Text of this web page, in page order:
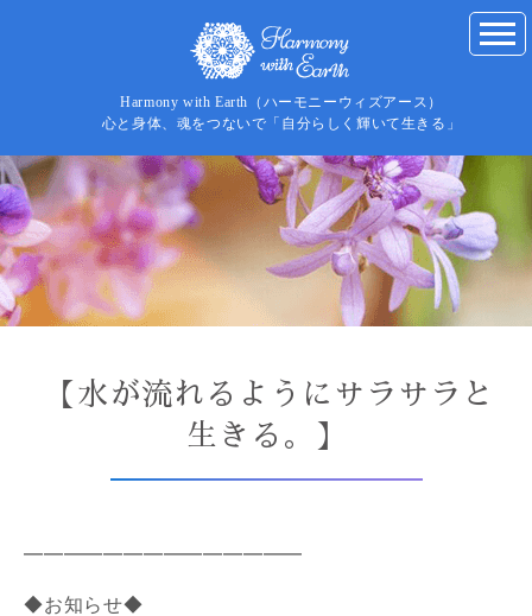
Harmony with Earth（ハーモニーウィズアース）
心と身体、魂をつないで「自分らしく輝いて生きる」
【水が流れるようにサラサラと
生きる。】
━━━━━━━━━━━━━━
◆お知らせ◆